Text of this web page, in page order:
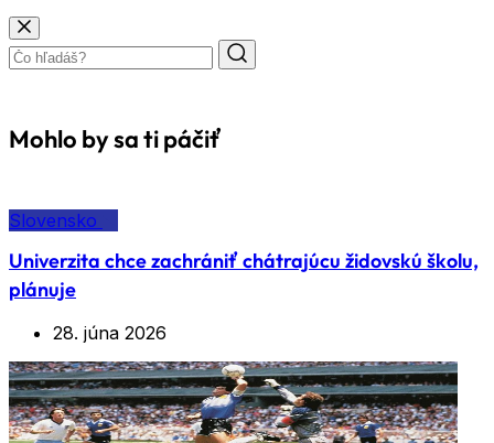
Mohlo by sa ti páčiť
Slovensko
Univerzita chce zachrániť chátrajúcu židovskú školu,
plánuje
28. júna 2026